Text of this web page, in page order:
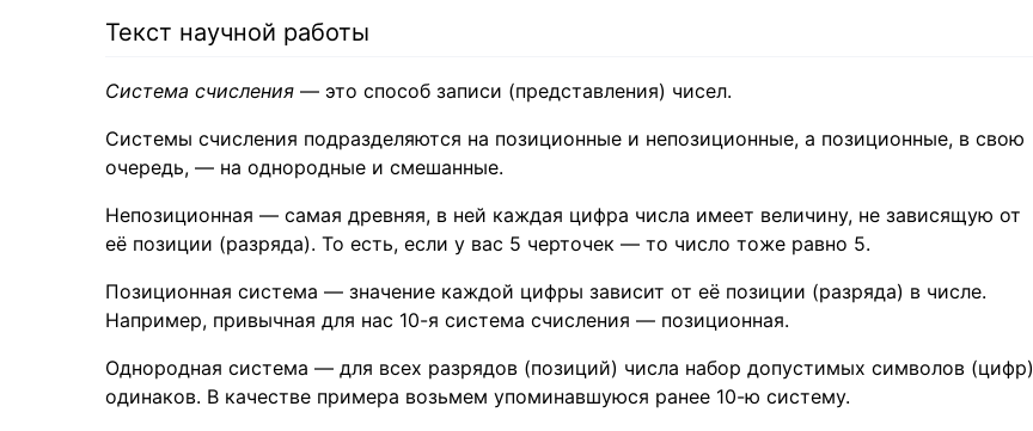
Текст научной работы
Система счисления — это способ записи (представления) чисел.
Системы счисления подразделяются на позиционные и непозиционные, а позиционные, в свою
очередь, — на однородные и смешанные.
Непозиционная — самая древняя, в ней каждая цифра числа имеет величину, не зависящую от
её позиции (разряда). То есть, если у вас 5 черточек — то число тоже равно 5.
Позиционная система — значение каждой цифры зависит от её позиции (разряда) в числе.
Например, привычная для нас 10-я система счисления — позиционная.
Однородная система — для всех разрядов (позиций) числа набор допустимых символов (цифр)
одинаков. В качестве примера возьмем упоминавшуюся ранее 10-ю систему.